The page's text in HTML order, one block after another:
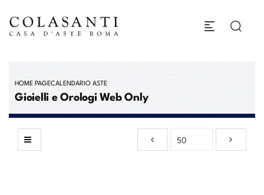
HOME PAGECALENDARIO ASTE
Gioielli e Orologi Web Only